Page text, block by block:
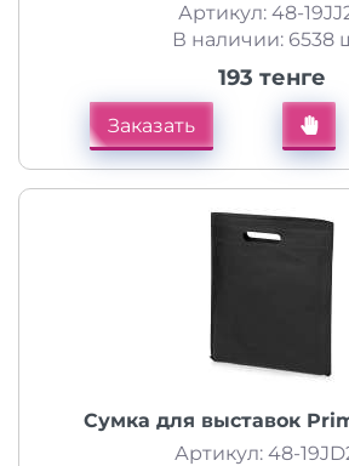
Артикул: 48-
В наличии: 6538
193 тенге
Заказать
Сумка для выставок
Артикул: 48-